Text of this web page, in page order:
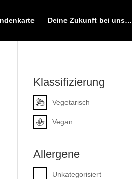
Deine Zukunft bei uns…
Klassifizierung
Vegetarisch
Vegan
Allergene
Unkategorisiert